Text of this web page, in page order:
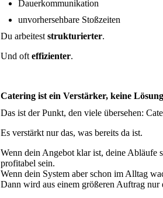
Dauerkommunikation
unvorhersehbare Stoßzeiten
Du arbeitest strukturierter.
Und oft effizienter.
Catering ist ein Verstärker, keine Lösung
Das ist der Punkt, den viele übersehen:
Es verstärkt nur das, was bereits da ist.
Wenn dein Angebot klar ist, deine Abläufe
profitabel sein.
Wenn dein System aber schon im Alltag
Dann wird aus einem größeren Auftrag nur